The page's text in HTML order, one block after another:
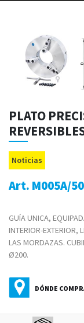
PLATO
Noticias
Art. M005A/
GUÍA UNICA,
INTERIOR-EXTERIOR,
LAS MORDAZAS.
Ø200.
DÓNDE